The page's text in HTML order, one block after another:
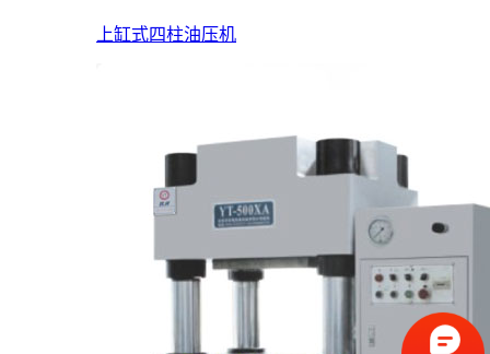
上缸式四柱油压机